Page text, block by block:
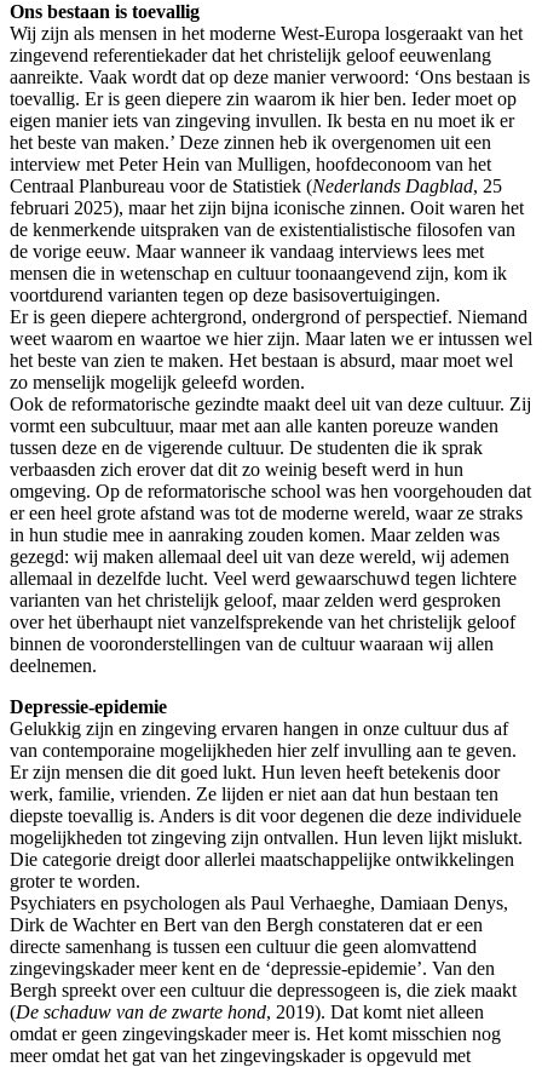
Ons bestaan is toevallig
Wij zijn als mensen in het moderne West-Europa losgeraakt van het
zingevend referentiekader dat het christelijk geloof eeuwenlang
aanreikte. Vaak wordt dat op deze manier verwoord: ‘Ons bestaan is
toevallig. Er is geen diepere zin waarom ik hier ben. Ieder moet op
eigen manier iets van zingeving invullen. Ik besta en nu moet ik er
het beste van maken.’ Deze zinnen heb ik overgenomen uit een
interview met Peter Hein van Mulligen, hoofdeconoom van het
Centraal Planbureau voor de Statistiek (Nederlands Dagblad, 25
februari 2025), maar het zijn bijna iconische zinnen. Ooit waren het
de kenmerkende uitspraken van de existentialistische filosofen van
de vorige eeuw. Maar wanneer ik vandaag interviews lees met
mensen die in wetenschap en cultuur toonaangevend zijn, kom ik
voortdurend varianten tegen op deze basisovertuigingen.
Er is geen diepere achtergrond, ondergrond of perspectief. Niemand
weet waarom en waartoe we hier zijn. Maar laten we er intussen wel
het beste van zien te maken. Het bestaan is absurd, maar moet wel
zo menselijk mogelijk geleefd worden.
Ook de reformatorische gezindte maakt deel uit van deze cultuur. Zij
vormt een subcultuur, maar met aan alle kanten poreuze wanden
tussen deze en de vigerende cultuur. De studenten die ik sprak
verbaasden zich erover dat dit zo weinig beseft werd in hun
omgeving. Op de reformatorische school was hen voorgehouden dat
er een heel grote afstand was tot de moderne wereld, waar ze straks
in hun studie mee in aanraking zouden komen. Maar zelden was
gezegd: wij maken allemaal deel uit van deze wereld, wij ademen
allemaal in dezelfde lucht. Veel werd gewaarschuwd tegen lichtere
varianten van het christelijk geloof, maar zelden werd gesproken
over het überhaupt niet vanzelfsprekende van het christelijk geloof
binnen de vooronderstellingen van de cultuur waaraan wij allen
deelnemen.
Depressie-epidemie
Gelukkig zijn en zingeving ervaren hangen in onze cultuur dus af
van contemporaine mogelijkheden hier zelf invulling aan te geven.
Er zijn mensen die dit goed lukt. Hun leven heeft betekenis door
werk, familie, vrienden. Ze lijden er niet aan dat hun bestaan ten
diepste toevallig is. Anders is dit voor degenen die deze individuele
mogelijkheden tot zingeving zijn ontvallen. Hun leven lijkt mislukt.
Die categorie dreigt door allerlei maatschappelijke ontwikkelingen
groter te worden.
Psychiaters en psychologen als Paul Verhaeghe, Damiaan Denys,
Dirk de Wachter en Bert van den Bergh constateren dat er een
directe samenhang is tussen een cultuur die geen alomvattend
zingevingskader meer kent en de ‘depressie-epidemie’. Van den
Bergh spreekt over een cultuur die depressogeen is, die ziek maakt
(De schaduw van de zwarte hond, 2019). Dat komt niet alleen
omdat er geen zingevingskader meer is. Het komt misschien nog
meer omdat het gat van het zingevingskader is opgevuld met